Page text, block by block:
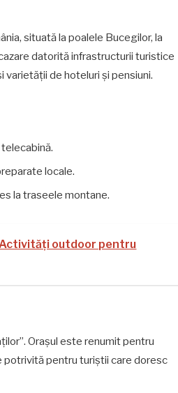
situată la poalele Bucegilor, la
datorită infrastructurii turistice
varietății de hoteluri și pensiuni.
locale.
la traseele montane.
outdoor pentru
Orașul este renumit pentru
potrivită pentru turiștii care doresc